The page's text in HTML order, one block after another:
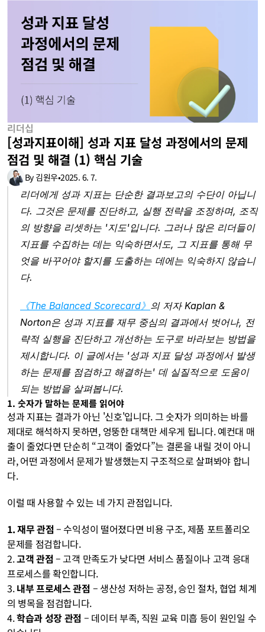
리더십
[성과지표이해] 성과 지표 달성 과정에서의 문제
점검 및 해결 (1) 핵심 기술
By 김원우•2025. 6. 7.
리더에게 성과 지표는 단순한 결과보고의 수단이 아닙니
다. 그것은 문제를 진단하고, 실행 전략을 조정하며, 조직
의 방향을 리셋하는 '지도'입니다. 그러나 많은 리더들이
지표를 수집하는 데는 익숙하면서도, 그 지표를 통해 무
엇을 바꾸어야 할지를 도출하는 데에는 익숙하지 않습니
다.
《The Balanced Scorecard》 의 저자 Kaplan &
Norton은 성과 지표를 재무 중심의 결과에서 벗어나, 전
략적 실행을 진단하고 개선하는 도구로 바라보는 방법을
제시합니다. 이 글에서는 '성과 지표 달성 과정에서 발생
하는 문제를 점검하고 해결하는' 데 실질적으로 도움이
되는 방법을 살펴봅니다.
1. 숫자가 말하는 문제를 읽어야
성과 지표는 결과가 아닌 '신호'입니다. 그 숫자가 의미하는 바를
제대로 해석하지 못하면, 엉뚱한 대책만 세우게 됩니다. 예컨대 매
출이 줄었다면 단순히 “고객이 줄었다”는 결론을 내릴 것이 아니
라, 어떤 과정에서 문제가 발생했는지 구조적으로 살펴봐야 합니
다.
이럴 때 사용할 수 있는 네 가지 관점입니다.
1. 재무 관점 – 수익성이 떨어졌다면 비용 구조, 제품 포트폴리오
문제를 점검합니다.
2. 고객 관점 – 고객 만족도가 낮다면 서비스 품질이나 고객 응대
프로세스를 확인합니다.
3. 내부 프로세스 관점 – 생산성 저하는 공정, 승인 절차, 협업 체계
의 병목을 점검합니다.
4. 학습과 성장 관점 – 데이터 부족, 직원 교육 미흡 등이 원인일 수